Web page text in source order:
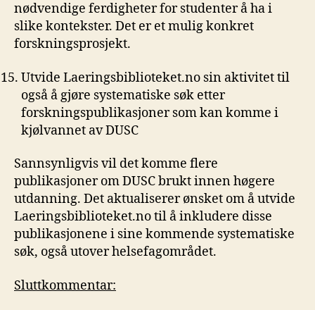
nødvendige ferdigheter for studenter å ha i
slike kontekster. Det er et mulig konkret
forskningsprosjekt.
Utvide Laeringsbiblioteket.no sin aktivitet til
også å gjøre systematiske søk etter
forskningspublikasjoner som kan komme i
kjølvannet av DUSC
Sannsynligvis vil det komme flere
publikasjoner om DUSC brukt innen høgere
utdanning. Det aktualiserer ønsket om å utvide
Laeringsbiblioteket.no til å inkludere disse
publikasjonene i sine kommende systematiske
søk, også utover helsefagområdet.
Sluttkommentar: